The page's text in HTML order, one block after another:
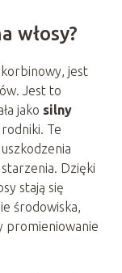
włosy?
jest
Jest to
jako silny
Te
Dzięki
stają się
środowiska,
promieniowanie